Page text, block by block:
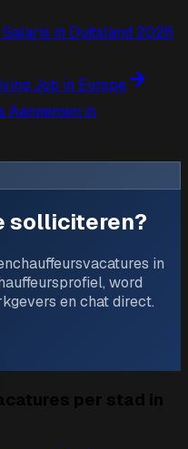
in Duitsland 2026
Job in Europe
Aannemen in
solliciteren?
in
word
en chat direct.